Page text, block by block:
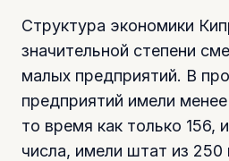
Структура экономики
значительной степени
малых предприятий. В
предприятий имели
то время как только 156,
числа, имели штат из 250